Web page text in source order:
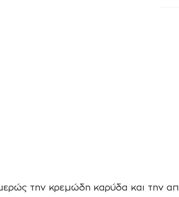
την κρεμώδη καρύδα και την